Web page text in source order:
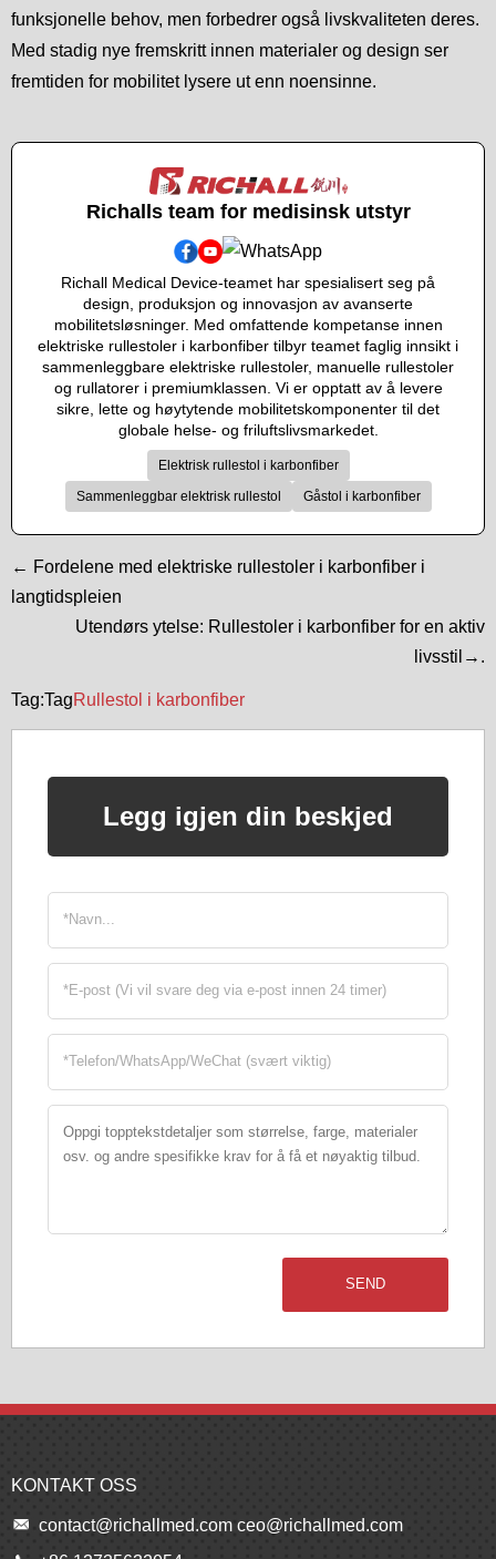
funksjonelle behov, men forbedrer også livskvaliteten deres.
Med stadig nye fremskritt innen materialer og design ser
fremtiden for mobilitet lysere ut enn noensinne.
Richalls team for medisinsk utstyr
Richall Medical Device-teamet har spesialisert seg på
design, produksjon og innovasjon av avanserte
mobilitetsløsninger. Med omfattende kompetanse innen
elektriske rullestoler i karbonfiber tilbyr teamet faglig innsikt i
sammenleggbare elektriske rullestoler, manuelle rullestoler
og rullatorer i premiumklassen. Vi er opptatt av å levere
sikre, lette og høytytende mobilitetskomponenter til det
globale helse- og friluftslivsmarkedet.
Elektrisk rullestol i karbonfiber
Sammenleggbar elektrisk rullestol
Gåstol i karbonfiber
← Fordelene med elektriske rullestoler i karbonfiber i
langtidspleien
Utendørs ytelse: Rullestoler i karbonfiber for en aktiv
livsstil→.
Tag:TagRullestol i karbonfiber
Legg igjen din beskjed
SEND
KONTAKT OSS
contact@richallmed.com ceo@richallmed.com